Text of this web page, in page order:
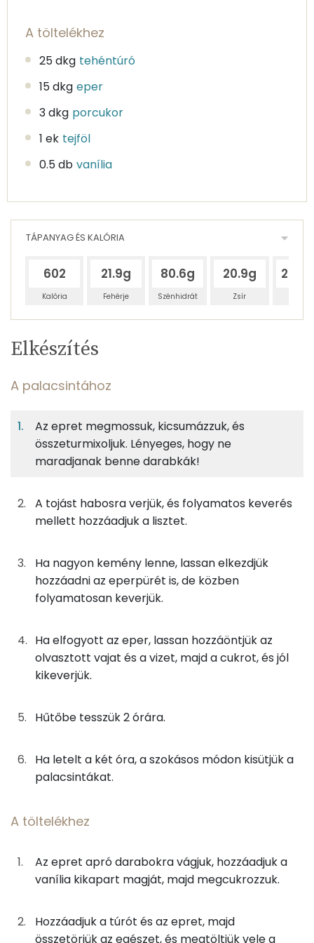
A töltelékhez
25 dkg tehéntúró
15 dkg eper
3 dkg porcukor
1 ek tejföl
0.5 db vanília
TÁPANYAG ÉS KALÓRIA
602
Kalória
21.9g
Fehérje
80.6g
Szénhidrát
20.9g
Zsír
Egy
adagban
6%
A palacsintához
100g eper
30 kcal
4gbarna cukor
14 kcal
13g vaj
28gtojás
35 kcal
10g vaj
A töltelékhez
38geper
0gvanília 0 kcal
Összesen 602 kcal
TÁPANYAGTARTALOM
6%
Fehérje
23%
Szénhidrát
6%
Zsír
Foszfor
Vas
Nátrium
TOP vitaminok
Riboflavin - B2 vitamin:
Niacin - B3 vitamin:
Fehérje
Elkészítés
A palacsintához
Az epret megmossuk, kicsumázzuk, és
összeturmixoljuk. Lényeges, hogy ne
maradjanak benne darabkák!
A tojást habosra verjük, és folyamatos keverés
mellett hozzáadjuk a lisztet.
Ha nagyon kemény lenne, lassan elkezdjük
hozzáadni az eperpürét is, de közben
folyamatosan keverjük.
Ha elfogyott az eper, lassan hozzáöntjük az
olvasztott vajat és a vizet, majd a cukrot, és jól
kikeverjük.
Hűtőbe tesszük 2 órára.
Ha letelt a két óra, a szokásos módon kisütjük a
palacsintákat.
A töltelékhez
Az epret apró darabokra vágjuk, hozzáadjuk a
vanília kikapart magját, majd megcukrozzuk.
Hozzáadjuk a túrót és az epret, majd
összetörjük az egészet, és megtöltjük vele a